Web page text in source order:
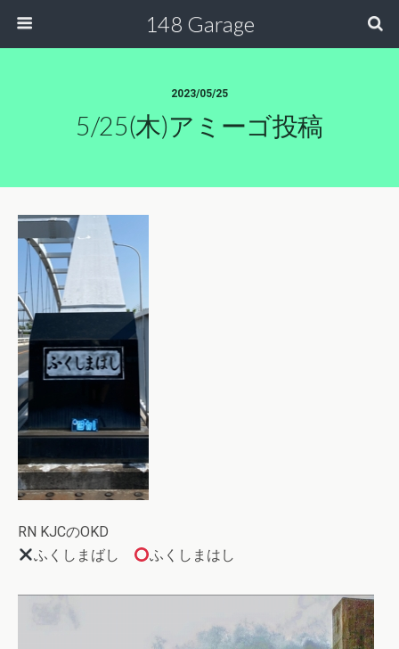
148 Garage
2023/05/25
5/25(木)アミーゴ投稿
RN KJCのOKD
ふくしまばし
ふくしまはし